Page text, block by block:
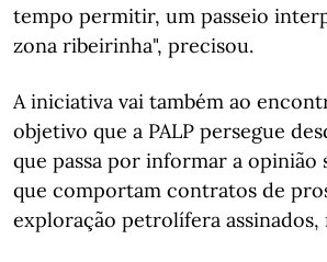
tempo permitir, um passeio
zona ribeirinha", precisou.
A iniciativa vai também ao
objetivo que a PALP persegue
que passa por informar a opinião
que comportam contratos de
exploração petrolífera